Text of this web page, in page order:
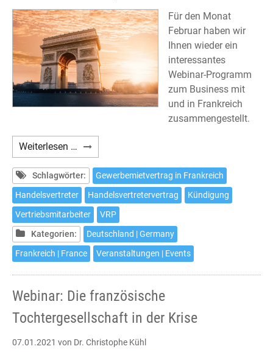
Für den Monat
Februar haben wir
Ihnen wieder ein
interessantes
Webinar-Programm
zum Business mit
und in Frankreich
zusammengestellt.
Weiterlesen … Webinar-
Programm
im
Februar
Schlagwörter:
Gewerbemietvertrag in Frankreich
Handelsvertreter
Handelsvertretervertrag
Kündigung
Vertriebsmitarbeiter
VRP
Kategorien:
Deutschland | Germany
Frankreich | France
Veranstaltungen | Events
Webinar: Die französische
Tochtergesellschaft in der Krise
07.01.2021 von Dr. Christophe Kühl